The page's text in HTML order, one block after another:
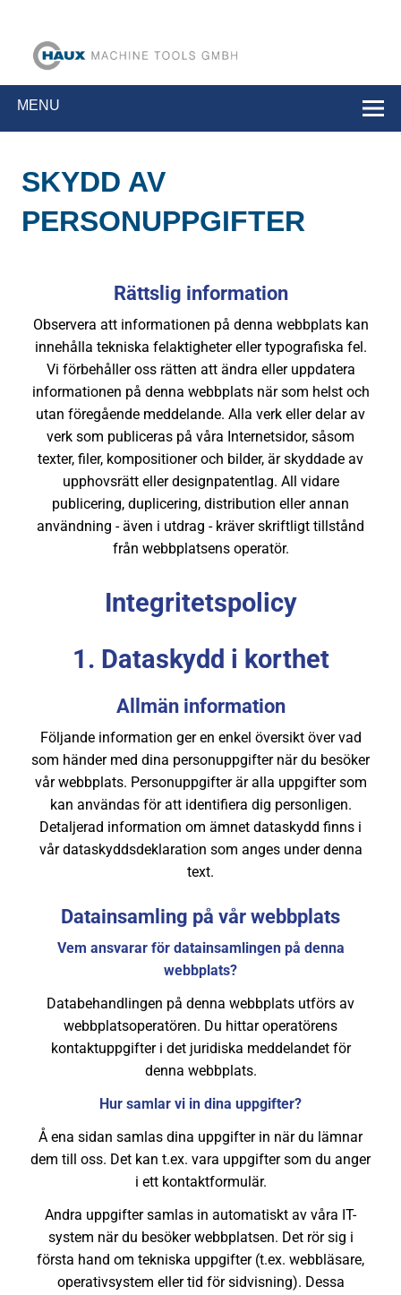
Haux
GmbH
Verktygsslipmaskiner med hög hastighet
MENU
SKYDD AV
PERSONUPPGIFTER
Rättslig information
Observera att informationen på denna webbplats kan
innehålla tekniska felaktigheter eller typografiska fel.
Vi förbehåller oss rätten att ändra eller uppdatera
informationen på denna webbplats när som helst och
utan föregående meddelande. Alla verk eller delar av
verk som publiceras på våra Internetsidor, såsom
texter, filer, kompositioner och bilder, är skyddade av
upphovsrätt eller designpatentlag. All vidare
publicering, duplicering, distribution eller annan
användning - även i utdrag - kräver skriftligt tillstånd
från webbplatsens operatör.
Integritetspolicy
1. Dataskydd i korthet
Allmän information
Följande information ger en enkel översikt över vad
som händer med dina personuppgifter när du besöker
vår webbplats. Personuppgifter är alla uppgifter som
kan användas för att identifiera dig personligen.
Detaljerad information om ämnet dataskydd finns i
vår dataskyddsdeklaration som anges under denna
text.
Datainsamling på vår webbplats
Vem ansvarar för datainsamlingen på denna
webbplats?
Databehandlingen på denna webbplats utförs av
webbplatsoperatören. Du hittar operatörens
kontaktuppgifter i det juridiska meddelandet för
denna webbplats.
Hur samlar vi in dina uppgifter?
Å ena sidan samlas dina uppgifter in när du lämnar
dem till oss. Det kan t.ex. vara uppgifter som du anger
i ett kontaktformulär.
Andra uppgifter samlas in automatiskt av våra IT-
system när du besöker webbplatsen. Det rör sig i
första hand om tekniska uppgifter (t.ex. webbläsare,
operativsystem eller tid för sidvisning). Dessa